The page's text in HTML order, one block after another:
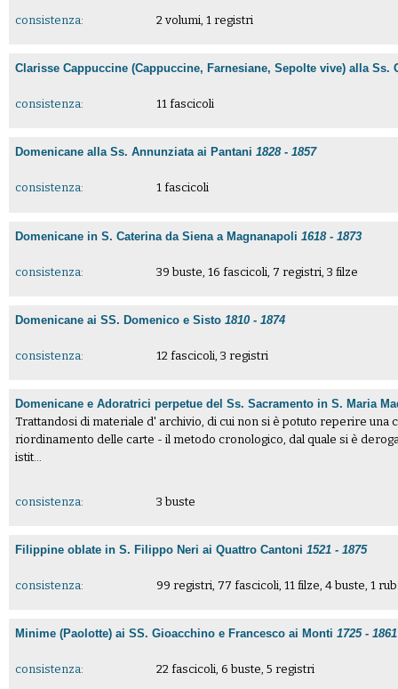
consistenza: 2 volumi, 1 registri
Clarisse Cappuccine (Cappuccine, Farnesiane, Sepolte vive) alla
consistenza: 11 fascicoli
Domenicane alla Ss. Annunziata ai Pantani1828 - 1857
consistenza: 1 fascicoli
Domenicane in S. Caterina da Siena a Magnanapoli1618 - 1873
consistenza: 39 buste, 16 fascicoli, 7 registri, 3 filze
Domenicane ai SS. Domenico e Sisto1810 - 1874
consistenza: 12 fascicoli, 3 registri
Domenicane e Adoratrici perpetue del Ss. Sacramento in S. Maria
Trattandosi di materiale d' archivio, di cui non si è potuto reperire una
riordinamento delle carte - il metodo cronologico, dal quale si è
istit...
consistenza: 3 buste
Filippine oblate in S. Filippo Neri ai Quattro Cantoni1521 - 1875
consistenza: 99 registri, 77 fascicoli, 11 filze, 4 buste, 1
Minime (Paolotte) ai SS. Gioacchino e Francesco ai Monti1725 - 1861
consistenza: 22 fascicoli, 6 buste, 5 registri